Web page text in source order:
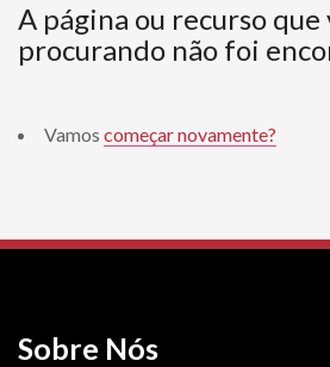
A página ou recurso que
procurando não foi
Vamos começar novamente?
Sobre Nós